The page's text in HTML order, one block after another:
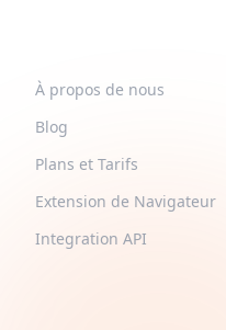
À propos de nous
Blog
Plans et Tarifs
Extension de Navigateur
Integration API